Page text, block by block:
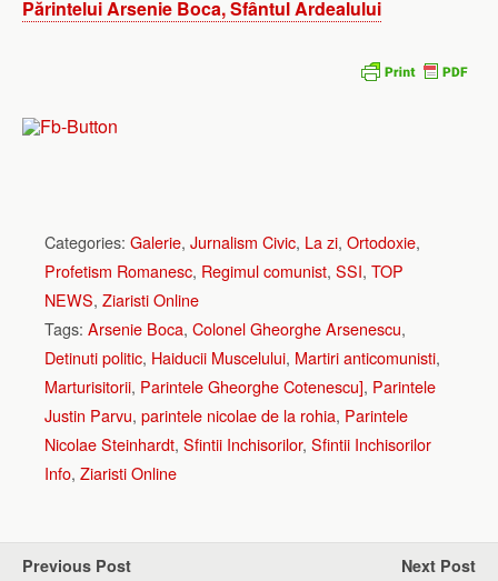
Părintelui Arsenie Boca, Sfântul Ardealului
Categories: Galerie, Jurnalism Civic, La zi, Ortodoxie,
Profetism Romanesc, Regimul comunist, SSI, TOP
NEWS, Ziaristi Online
Tags: Arsenie Boca, Colonel Gheorghe Arsenescu,
Detinuti politic, Haiducii Muscelului, Martiri anticomunisti,
Marturisitorii, Parintele Gheorghe Cotenescu], Parintele
Justin Parvu, parintele nicolae de la rohia, Parintele
Nicolae Steinhardt, Sfintii Inchisorilor, Sfintii Inchisorilor
Info, Ziaristi Online
Previous Post Next Post